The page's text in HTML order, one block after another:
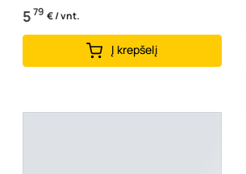
01.M/WM
579 € / vnt.
Į krepšelį